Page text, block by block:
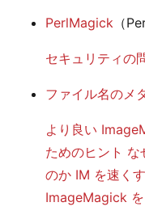
PerlMagick （
セキュリティの
ファイル名のメ
より良い
ためのヒント な
のか IM を速く
ImageMagick